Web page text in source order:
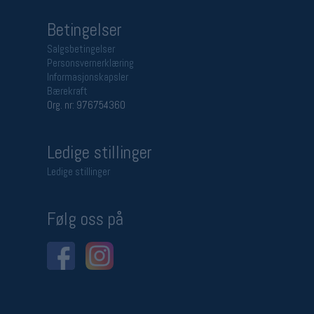
Betingelser
Salgsbetingelser
Personsvernerklæring
Informasjonskapsler
Bærekraft
Org. nr: 976754360
Ledige stillinger
Ledige stillinger
Følg oss på